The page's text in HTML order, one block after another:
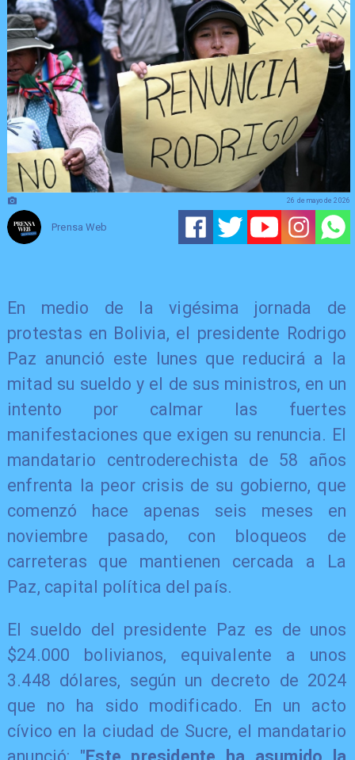
Prensa Web
26 de mayo de 2026
En medio de la vigésima jornada de
protestas en Bolivia, el presidente Rodrigo
Paz anunció este lunes que reducirá a la
mitad su sueldo y el de sus ministros, en un
intento por calmar las fuertes
manifestaciones que exigen su renuncia. El
mandatario centroderechista de 58 años
enfrenta la peor crisis de su gobierno, que
comenzó hace apenas seis meses en
noviembre pasado, con bloqueos de
carreteras que mantienen cercada a La
Paz, capital política del país.
El sueldo del presidente Paz es de unos
$24.000 bolivianos, equivalente a unos
3.448 dólares, según un decreto de 2024
que no ha sido modificado. En un acto
cívico en la ciudad de Sucre, el mandatario